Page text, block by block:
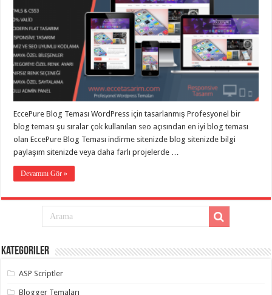
evden
taşımacılık,
gaziantep
evden
taşımacılık,
gaziantep
evden
evden
taşımacılık
gaziantep
evden
taşımacılık,
evden
taşımacılık,
evden
eve
gaziantep
organizasyon,
gaziantep
EccePure Blog Teması WordPress için tasarlanmış Profesyonel bir
blog teması şu sıralar çok kullanılan seo açısından en iyi blog teması
olan EccePure Blog Teması indirme sitenizde blog sitenizde bilgi
paylaşım sitenizde veya daha farlı projelerde …
Devamını Gör »
Kategoriler
ASP Scriptler
Blogger Temaları